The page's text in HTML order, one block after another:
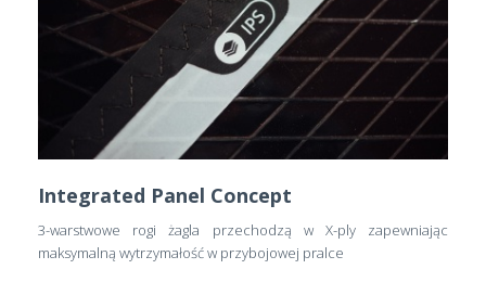
Integrated Panel Concept
3-warstwowe rogi żagla przechodzą w X-ply zapewniając
maksymalną wytrzymałość w przybojowej pralce